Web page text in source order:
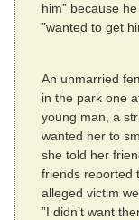
him” because
”wanted to get
An unmarried
in the park one
young man, a
wanted her to
she told her
friends reported
alleged victim
”I didn’t want